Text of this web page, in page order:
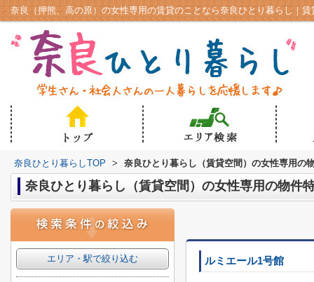
奈良ひとり暮らしTOP > 奈良ひとり暮らし（賃貸空間）の女性専用の
奈良ひとり暮らし（賃貸空間）の女性専用の物件
ルミエール1号館
エリア・駅で絞り込む